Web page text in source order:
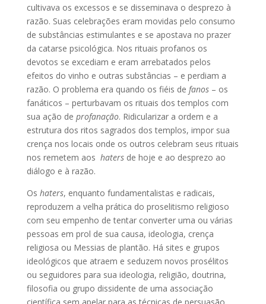
cultivava os excessos e se disseminava o desprezo à
razão. Suas celebrações eram movidas pelo consumo
de substâncias estimulantes e se apostava no prazer
da catarse psicológica. Nos rituais profanos os
devotos se excediam e eram arrebatados pelos
efeitos do vinho e outras substâncias – e perdiam a
razão. O problema era quando os fiéis de fanos– os
fanáticos – perturbavam os rituais dos templos com
sua ação de profanação. Ridicularizar a ordem e a
estrutura dos ritos sagrados dos templos, impor sua
crença nos locais onde os outros celebram seus rituais
nos remetem aos haters de hoje e ao desprezo ao
diálogo e à razão.
Os haters, enquanto fundamentalistas e radicais,
reproduzem a velha prática do proselitismo religioso
com seu empenho de tentar converter uma ou várias
pessoas em prol de sua causa, ideologia, crença
religiosa ou Messias de plantão. Há sites e grupos
ideológicos que atraem e seduzem novos prosélitos
ou seguidores para sua ideologia, religião, doutrina,
filosofia ou grupo dissidente de uma associação